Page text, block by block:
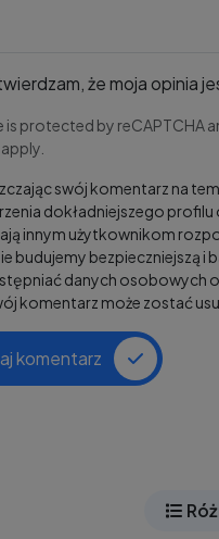
że moja opinia
is protected by reCAPTCHA
apply.
swój komentarz na
dokładniejszego
innym użytkownikom
budujemy bezpieczniejszą i
danych osobowych
komentarz może zostać
komentarz